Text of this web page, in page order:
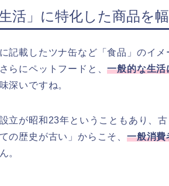
生活」に特化した商品を
記載したツナ缶など「食品」のイ
らにペットフードと、一般的な生
深いですね。
立が昭和23年ということもあり、
の歴史が古い」からこそ、 一般消費
。